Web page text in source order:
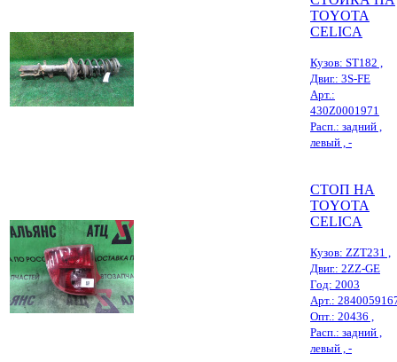
TOYOTA
CELICA
Кузов: ST182 ,
Двиг.: 3S-FE
Арт.:
430Z0001971
Расп.: задний ,
левый , -
СТОП НА
TOYOTA
CELICA
Кузов: ZZT231 ,
Двиг.: 2ZZ-GE
Год: 2003
Арт.:
Опт.: 20436 ,
Расп.: задний ,
левый , -